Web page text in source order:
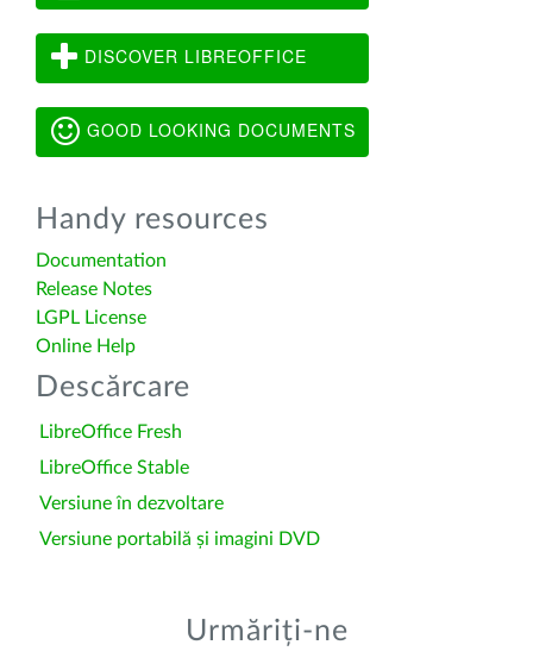
DISCOVER LIBREOFFICE
GOOD LOOKING DOCUMENTS
Handy resources
Documentation
Release Notes
LGPL License
Online Help
Descărcare
LibreOffice Fresh
LibreOffice Stable
Versiune în dezvoltare
Versiune portabilă și imagini DVD
Urmăriți-ne